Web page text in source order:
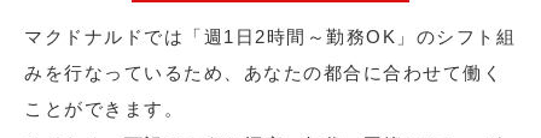
マクドナルドでは「週1日2時間～勤務OK」のシフト組
みを行なっているため、あなたの都合に合わせて働く
ことができます。